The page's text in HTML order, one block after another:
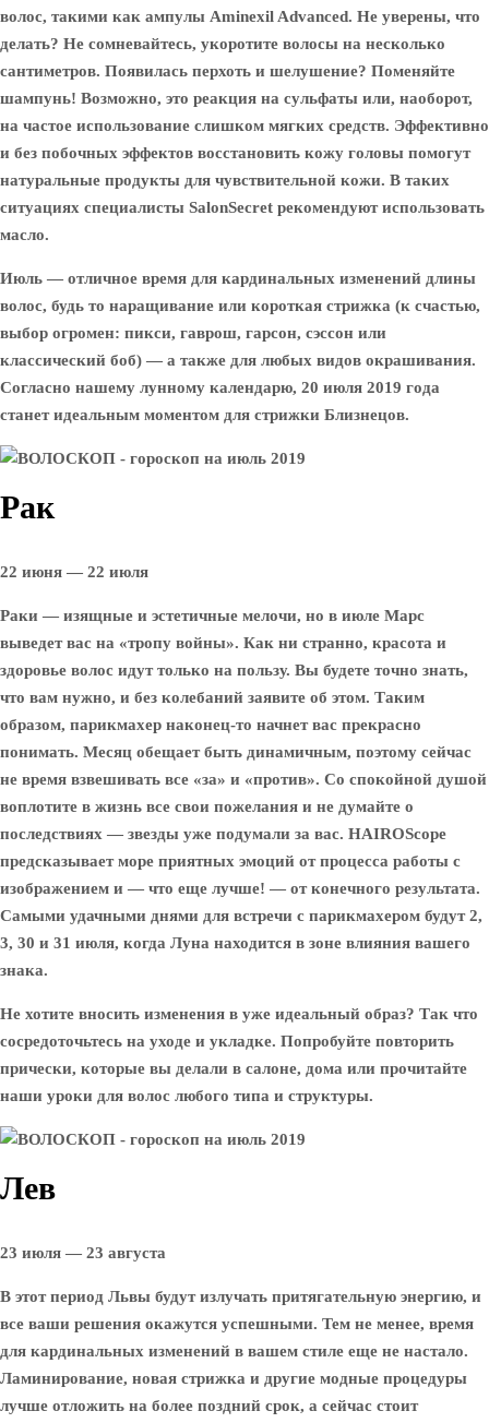
волос, такими как ампулы Aminexil Advanced. Не уверены, что
делать? Не сомневайтесь, укоротите волосы на несколько
сантиметров. Появилась перхоть и шелушение? Поменяйте
шампунь! Возможно, это реакция на сульфаты или, наоборот,
на частое использование слишком мягких средств. Эффективно
и без побочных эффектов восстановить кожу головы помогут
натуральные продукты для чувствительной кожи. В таких
ситуациях специалисты SalonSecret рекомендуют использовать
масло.
Июль — отличное время для кардинальных изменений длины
волос, будь то наращивание или короткая стрижка (к счастью,
выбор огромен: пикси, гаврош, гарсон, сэссон или
классический боб) — а также для любых видов окрашивания.
Согласно нашему лунному календарю, 20 июля 2019 года
станет идеальным моментом для стрижки Близнецов.
Рак
22 июня — 22 июля
Раки — изящные и эстетичные мелочи, но в июле Марс
выведет вас на «тропу войны». Как ни странно, красота и
здоровье волос идут только на пользу. Вы будете точно знать,
что вам нужно, и без колебаний заявите об этом. Таким
образом, парикмахер наконец-то начнет вас прекрасно
понимать. Месяц обещает быть динамичным, поэтому сейчас
не время взвешивать все «за» и «против». Со спокойной душой
воплотите в жизнь все свои пожелания и не думайте о
последствиях — звезды уже подумали за вас. HAIROScope
предсказывает море приятных эмоций от процесса работы с
изображением и — что еще лучше! — от конечного результата.
Самыми удачными днями для встречи с парикмахером будут 2,
3, 30 и 31 июля, когда Луна находится в зоне влияния вашего
знака.
Не хотите вносить изменения в уже идеальный образ? Так что
сосредоточьтесь на уходе и укладке. Попробуйте повторить
прически, которые вы делали в салоне, дома или прочитайте
наши уроки для волос любого типа и структуры.
Лев
23 июля — 23 августа
В этот период Львы будут излучать притягательную энергию, и
все ваши решения окажутся успешными. Тем не менее, время
для кардинальных изменений в вашем стиле еще не настало.
Ламинирование, новая стрижка и другие модные процедуры
лучше отложить на более поздний срок, а сейчас стоит